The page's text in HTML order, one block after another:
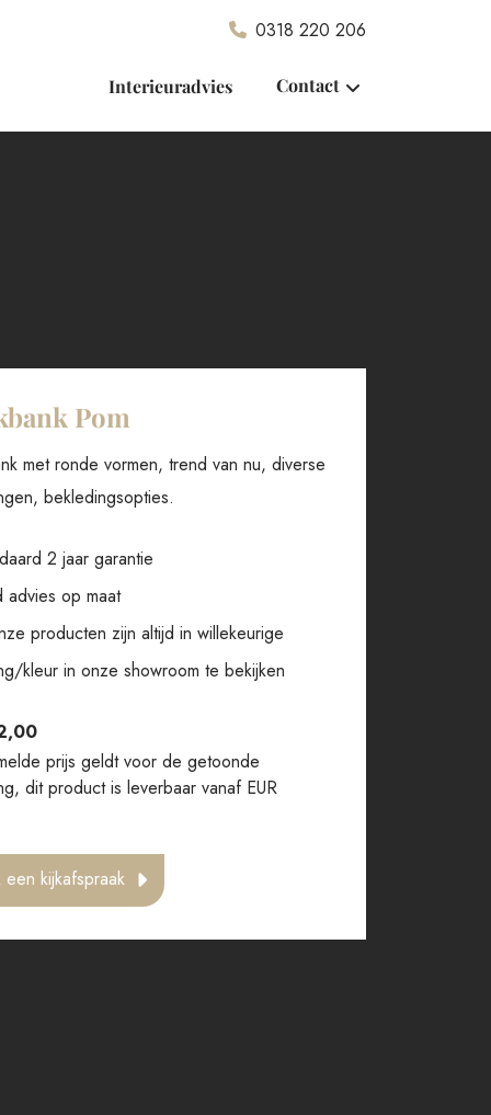
0318 220 206
Interieuradvies Contact
Pom
met ronde vormen, trend van nu, diverse
bekledingsopties.
2 jaar garantie
advies op maat
producten zijn altijd in willekeurige
kleur in onze showroom te bekijken
prijs geldt voor de getoonde
dit product is leverbaar vanaf EUR
een kijkafspraak